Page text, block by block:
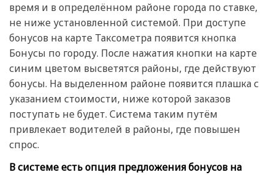
время и в определённом районе города по ставке,
не ниже установленной системой. При доступе
бонусов на карте Таксометра появится кнопка
Бонусы по городу. После нажатия кнопки на карте
синим цветом высветятся районы, где действуют
бонусы. На выделенном районе появится плашка с
указанием стоимости, ниже которой заказов
поступать не будет. Система таким путём
привлекает водителей в районы, где повышен
спрос.
В системе есть опция предложения бонусов на